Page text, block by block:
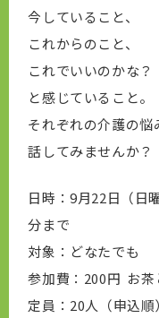
今していること、
これからのこと、
これでいいのかな？
と感じていること。
それぞれの介護の悩
話してみませんか？
日時：9月22日（日
分まで
対象：どなたでも
参加費：200円 お茶
定員：20人（申込順）